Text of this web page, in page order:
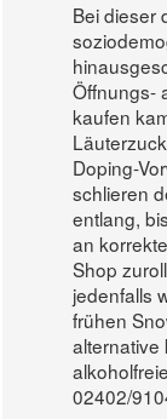
Bei dieser
Öffnungs-
kaufen
Doping-
schlieren
entlang,
an
Shop
jedenfalls
frühen
alternative
02402/